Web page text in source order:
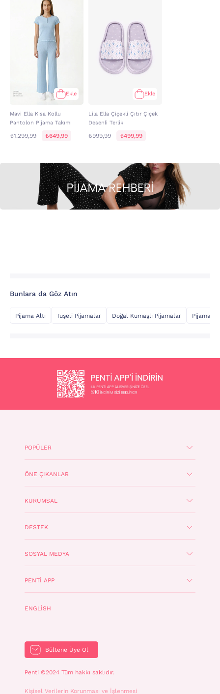
Ekle
Mavi Ella Kısa Kollu
Pantolon Pijama Takımı
₺1.299,99 ₺649,99
Ekle
Lila Ella Çiçekli Çıtır Çiçek
Desenli Terlik
₺999,99 ₺499,99
Bunlara da Göz Atın
Pijama Altı Tuşeli Pijamalar Doğal Kumaşlı Pijamalar Pijama
POPÜLER
ÖNE ÇIKANLAR
KURUMSAL
DESTEK
SOSYAL MEDYA
PENTI APP
ENGLISH
Bültene Üye Ol
Penti ©2024 Tüm hakkı saklıdır.
Kişisel Verilerin Korunması ve İşlenmesi